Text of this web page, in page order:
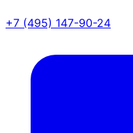
+7 (495) 147-90-24